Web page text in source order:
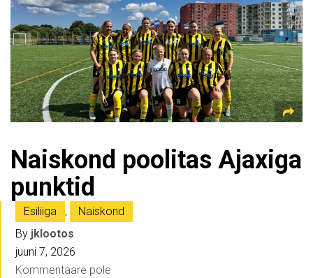
Naiskond poolitas Ajaxiga
punktid
Esiliiga ,
Naiskond
By jklootos
juuni 7, 2026
Kommentaare pole